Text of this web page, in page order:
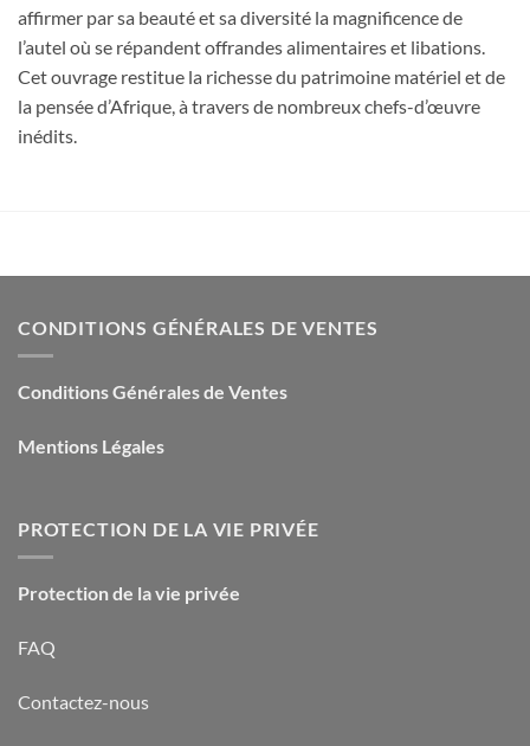
affirmer par sa beauté et sa diversité la magnificence de
l’autel où se répandent offrandes alimentaires et libations.
Cet ouvrage restitue la richesse du patrimoine matériel et de
la pensée d’Afrique, à travers de nombreux chefs-d’œuvre
inédits.
CONDITIONS GÉNÉRALES DE VENTES
Conditions Générales de Ventes
Mentions Légales
PROTECTION DE LA VIE PRIVÉE
Protection de la vie privée
FAQ
Contactez-nous